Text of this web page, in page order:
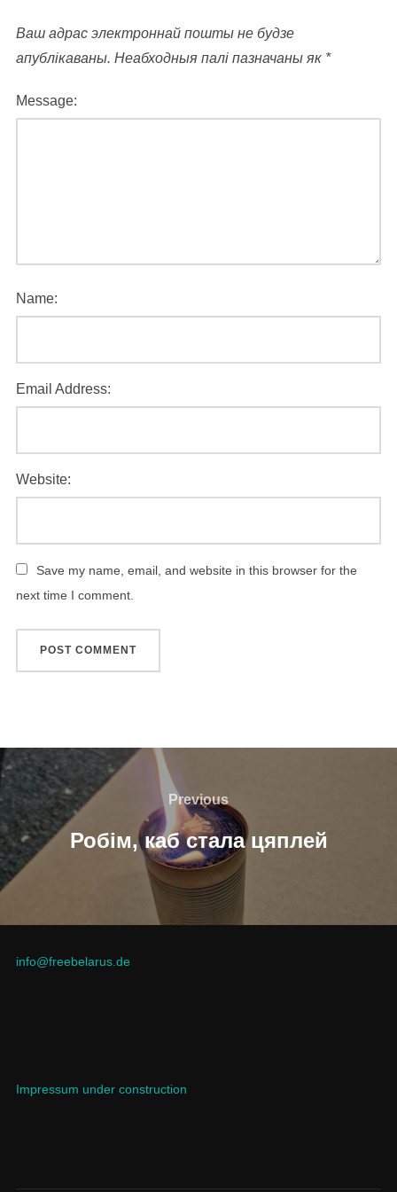
Ваш адрас электроннай пошты не будзе
апублікаваны. Неабходныя палі пазначаны як *
Message:
Name:
Email Address:
Website:
Save my name, email, and website in this browser for the
next time I comment.
Навігацыя
па
запісах
Previous
Previous
Робім, каб стала цяплей
info@freebelarus.de
Impressum under construction